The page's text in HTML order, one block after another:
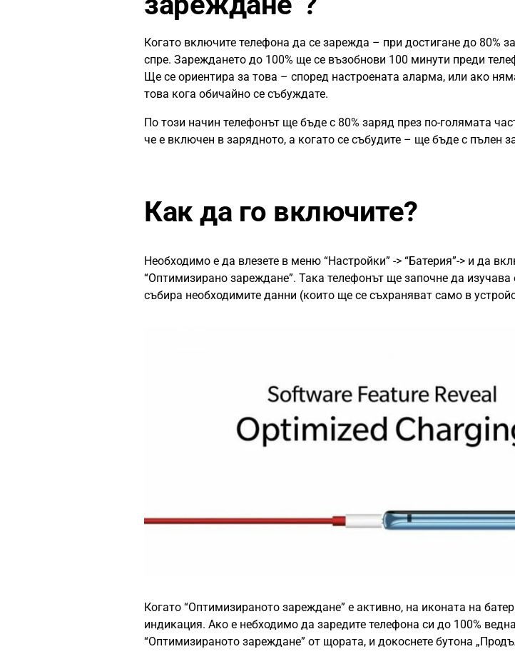
Когато включите телефона да се зарежда – при достигане до 80%
спре. Зареждането до 100% ще се възобнови 100 минути преди
Ще се ориентира за това – според настроената аларма, или ако
това кога обичайно се събуждате.
По този начин телефонът ще бъде с 80% заряд през по-голямата
че е включен в зарядното, а когато се събудите – ще бъде с пълен
Как да го включите?
Необходимо е да влезете в меню “Настройки” -> “Батерия”-> и да
“Оптимизирано зареждане”. Така телефонът ще започне да
събира необходимите данни (които ще се съхраняват само в
Когато “Оптимизираното зареждане” е активно, на иконата на
индикация. Ако е небходимо да заредите телефона си до 100%
“Оптимизираното зареждане” от щората, и докоснете бутона